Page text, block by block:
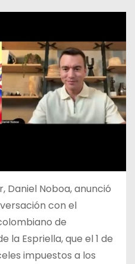
Daniel Noboa, anunció
con el
de
la Espriella, que el 1 de
impuestos a los